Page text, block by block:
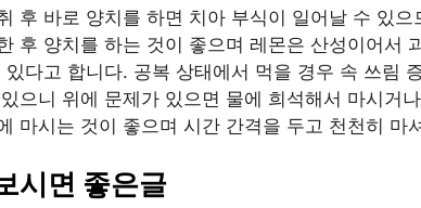
후 바로 양치를 하면 치아 부식이 일어날 수 있
후 양치를 하는 것이 좋으며 레몬은 산성이어서
있다고 합니다. 공복 상태에서 먹을 경우 속 쓰림
으니 위에 문제가 있으면 물에 희석해서 마시거
마시는 것이 좋으며 시간 간격을 두고 천천히 마
시면 좋은글